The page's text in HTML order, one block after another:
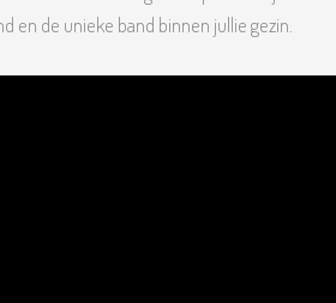
en de unieke band binnen jullie gezin.